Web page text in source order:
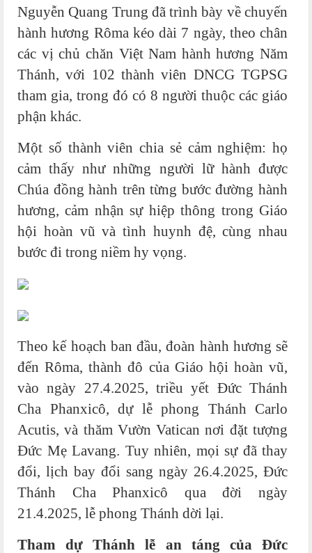
Nguyễn Quang Trung đã trình bày về chuyến
hành hương Rôma kéo dài 7 ngày, theo chân
các vị chủ chăn Việt Nam hành hương Năm
Thánh, với 102 thành viên DNCG TGPSG
tham gia, trong đó có 8 người thuộc các giáo
phận khác.
Một số thành viên chia sẻ cảm nghiệm: họ
cảm thấy như những người lữ hành được
Chúa đồng hành trên từng bước đường hành
hương, cảm nhận sự hiệp thông trong Giáo
hội hoàn vũ và tình huynh đệ, cùng nhau
bước đi trong niềm hy vọng.
Theo kế hoạch ban đầu, đoàn hành hương sẽ
đến Rôma, thành đô của Giáo hội hoàn vũ,
vào ngày 27.4.2025, triều yết Đức Thánh
Cha Phanxicô, dự lễ phong Thánh Carlo
Acutis, và thăm Vườn Vatican nơi đặt tượng
Đức Mẹ Lavang. Tuy nhiên, mọi sự đã thay
đổi, lịch bay đổi sang ngày 26.4.2025, Đức
Thánh Cha Phanxicô qua đời ngày
21.4.2025, lễ phong Thánh dời lại.
Tham dự Thánh lễ an táng của Đức